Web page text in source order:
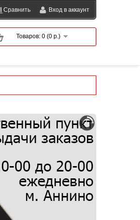
Сравнить Вход в аккаунт
Товаров: 0 (0 р.)